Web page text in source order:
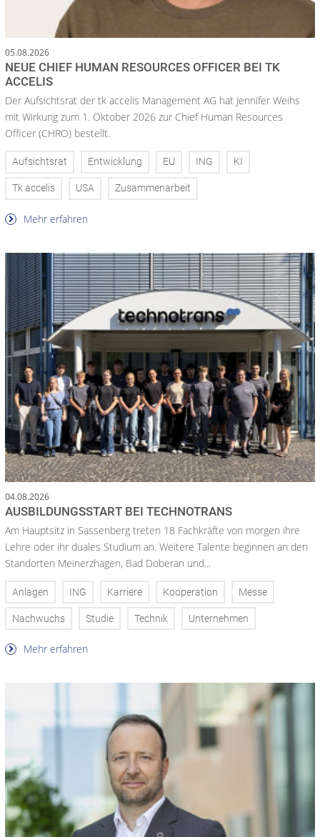
05.08.2026
NEUE CHIEF HUMAN RESOURCES OFFICER BEI TK
ACCELIS
Der Aufsichtsrat der tk accelis Management AG hat Jennifer Weihs
mit Wirkung zum 1. Oktober 2026 zur Chief Human Resources
Officer (CHRO) bestellt.
Aufsichtsrat Entwicklung EU ING KI
Tk accelis USA Zusammenarbeit
Mehr erfahren
04.08.2026
AUSBILDUNGSSTART BEI TECHNOTRANS
Am Hauptsitz in Sassenberg treten 18 Fachkräfte von morgen ihre
Lehre oder ihr duales Studium an. Weitere Talente beginnen an den
Standorten Meinerzhagen, Bad Doberan und...
Anlagen ING Karriere Kooperation Messe
Nachwuchs Studie Technik Unternehmen
Mehr erfahren